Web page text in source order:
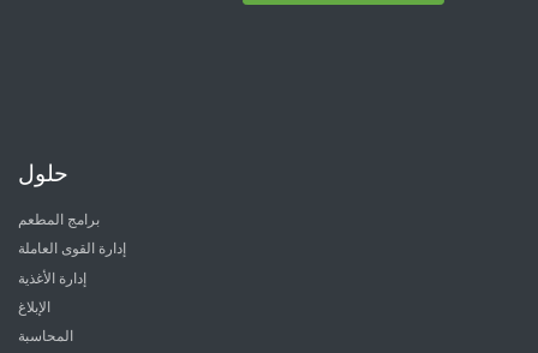
حلول
برامج المطعم
إدارة القوى العاملة
إدارة الأغذية
الإبلاغ
المحاسبة